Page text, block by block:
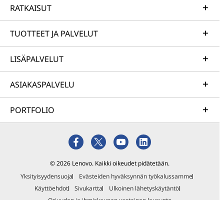
RATKAISUT
TUOTTEET JA PALVELUT
LISÄPALVELUT
ASIAKASPALVELU
PORTFOLIO
© 2026 Lenovo. Kaikki oikeudet pidätetään.
Yksityisyydensuoja
Evästeiden hyväksynnän työkalussamme
Käyttöehdot
Sivukartta
Ulkoinen lähetyskäytäntö